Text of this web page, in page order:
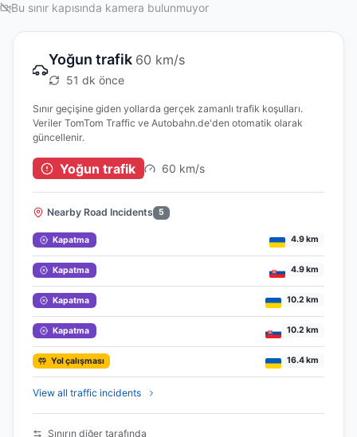
Bu sınır kapısında kamera bulunmuyor
Yoğun trafik 60 km/s
51 dk önce
Sınır geçişine giden yollarda gerçek zamanlı trafik koşulları.
Veriler TomTom Traffic ve Autobahn.de'den otomatik olarak
güncellenir.
Yoğun trafik 60 km/s
Nearby Road Incidents 5
Kapatma 4.9 km
Kapatma 4.9 km
Kapatma 10.2 km
Kapatma 10.2 km
Yol çalışması 16.4 km
View all traffic incidents
Sınırın diğer tarafında